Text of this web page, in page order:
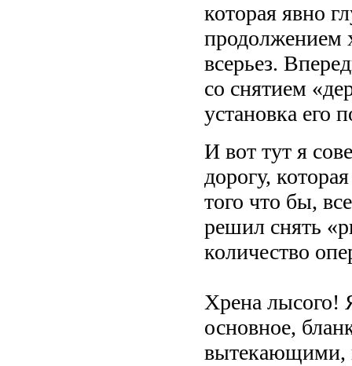
которая явно
продолжением
всерьез.
со снятием
установка его
И вот тут я
дорогу,
того что бы,
решил снять
количество
Хрена лысого!
основное,
вытекающими,